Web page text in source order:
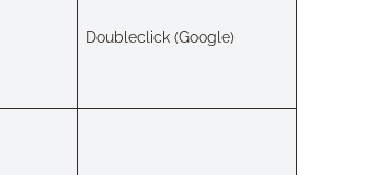
Doubleclick (Google)